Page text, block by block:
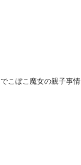
でこぼこ魔女の親子事情